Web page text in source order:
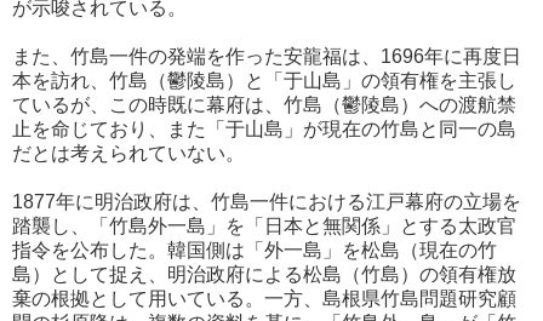
が示唆されている。
また、竹島一件の発端を作った安龍福は、1696年に再度日
本を訪れ、竹島（鬱陵島）と「于山島」の領有権を主張し
ているが、この時既に幕府は、竹島（鬱陵島）への渡航禁
止を命じており、また「于山島」が現在の竹島と同一の島
だとは考えられていない。
1877年に明治政府は、竹島一件における江戸幕府の立場を
踏襲し、「竹島外一島」を「日本と無関係」とする太政官
指令を公布した。韓国側は「外一島」を松島（現在の竹
島）として捉え、明治政府による松島（竹島）の領有権放
棄の根拠として用いている。一方、島根県竹島問題研究顧